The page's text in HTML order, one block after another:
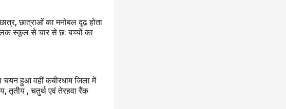
छात्राओं का मनोबल दृढ़ होता
स्कूल से चार से छ: बच्चों का
चयन हुआ वहीं कबीरधाम जिला में
तृतीय , चतुर्थ एवं तेरहवा रैंक